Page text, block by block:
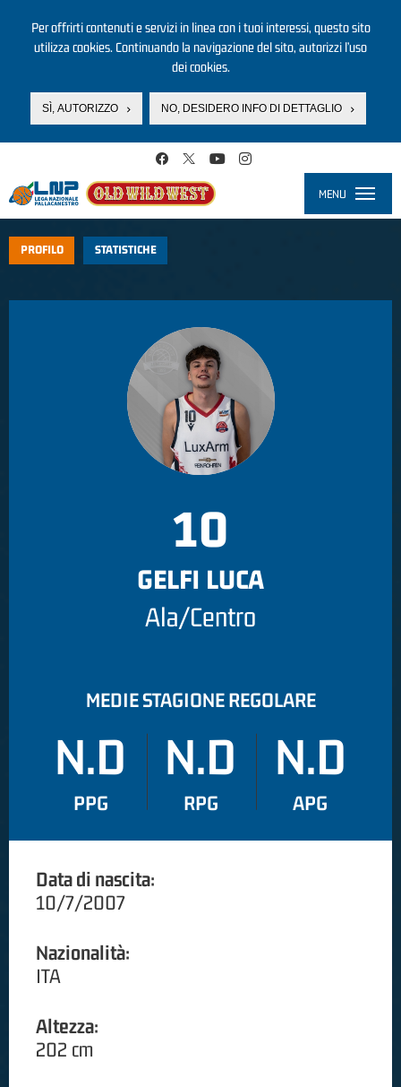
Per offrirti contenuti e servizi in linea con i tuoi interessi, questo sito
utilizza cookies. Continuando la navigazione del sito, autorizzi l’uso
dei cookies.
SÌ, AUTORIZZO NO, DESIDERO INFO DI DETTAGLIO
MENU
PROFILO STATISTICHE
10
GELFI LUCA
Ala/Centro
MEDIE STAGIONE REGOLARE
N.D
PPG
N.D
RPG
N.D
APG
Data di nascita:
10/7/2007
Nazionalità:
ITA
Altezza:
202 cm